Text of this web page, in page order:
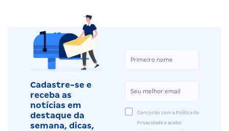
Cadastre-se e
receba as
notícias em
destaque da
semana, dicas,
Concordo com a Política de
Privacidade e aceito